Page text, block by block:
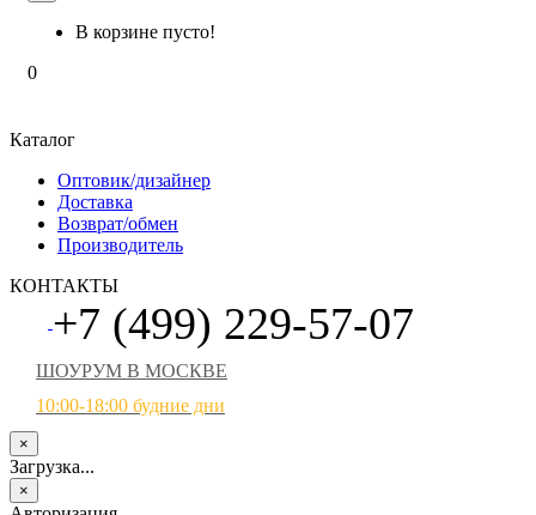
В корзине пусто!
0
Каталог
Оптовик/дизайнер
Доставка
Возврат/обмен
Производитель
КОНТАКТЫ
+7 (499) 229-57-07
ШОУРУМ В МОСКВЕ
10:00-18:00 будние дни
×
Загрузка...
×